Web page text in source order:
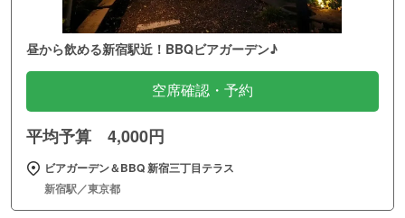
昼から飲める新宿駅近！BBQビアガーデン♪
空席確認・予約
平均予算 4,000円
ビアガーデン＆BBQ 新宿三丁目テラス
新宿駅／東京都